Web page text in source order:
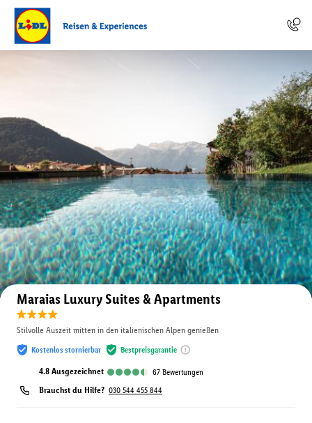
Auf der Karte anzeigen
Maraias Luxury Suites & Apartments
Stilvolle Auszeit mitten in den italienischen Alpen genießen
Kostenlos stornierbar Bestpreisgarantie
4.8 ausgezeichnet 67 Bewertungen
Brauchst du Hilfe? 030 544 455 844